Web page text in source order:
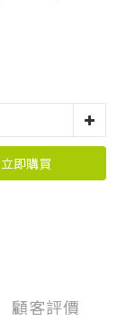
立即購買
顧客評價